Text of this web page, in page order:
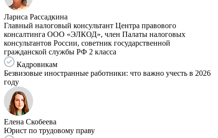
Лариса Рассадкина
Главный налоговый консультант Центра правового
консалтинга ООО «ЭЛКОД», член Палаты налоговых
консультантов России, советник государственной
гражданской службы РФ 2 класса
Кадровикам
Безвизовые иностранные работники: что важно учесть в 2026
году
Елена Скобеева
Юрист по трудовому праву